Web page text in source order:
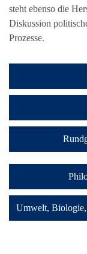
steht ebenso die
Diskussion
Prozesse.
Umwelt, Biologie,